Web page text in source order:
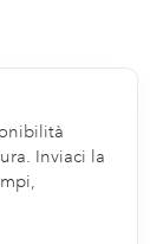
Inviaci la